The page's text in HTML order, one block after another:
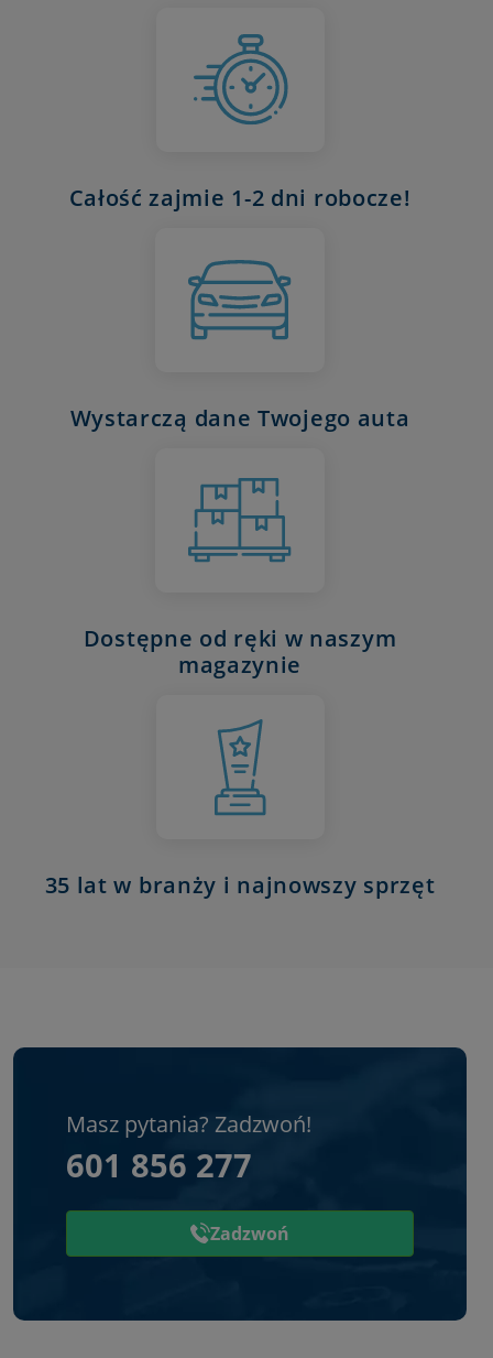
Całość zajmie 1-2 dni robocze!
Wystarczą dane Twojego auta
Dostępne od ręki w naszym
magazynie
35 lat w branży i najnowszy sprzęt
Masz pytania? Zadzwoń!
601 856 277
Zadzwoń